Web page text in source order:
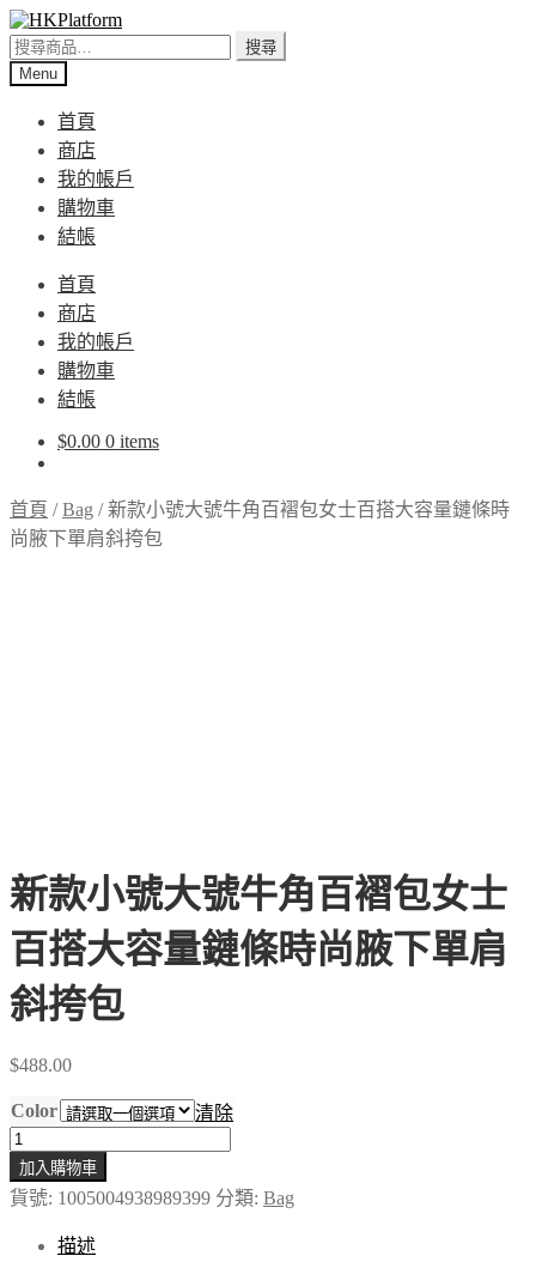
Skip
to
navigation
Skip
to
content
搜
尋
搜尋
Menu
首頁
商店
我的帳戶
購物車
結帳
首頁
商店
我的帳戶
購物車
結帳
$0.00 0 items
首頁 /Bag /新款小號大號牛角百褶包女士百搭大容量鏈條時
尚腋下單肩斜挎包
新款小號大號牛角百褶包女士
百搭大容量鏈條時尚腋下單肩
斜挎包
$488.00
Color
清除
新
款
小
加入購物車
貨號: 1005004938989399 分類: Bag
描述